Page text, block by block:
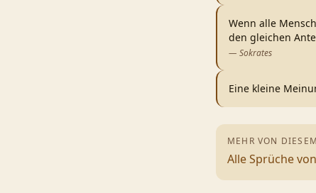
Wenn alle
den gleichen
— Sokrates
Eine kleine
MEHR VON
Alle Sprüche von